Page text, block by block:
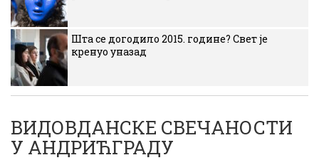
Шта се догодило 2015. године? Свет је
кренуо уназад
ВИДОВДАНСКЕ СВЕЧАНОСТИ
У АНДРИЋГРАДУ